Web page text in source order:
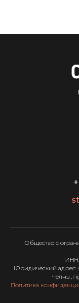
Общество с
ИНН/
Юридический адрес:
Челны,
Политика